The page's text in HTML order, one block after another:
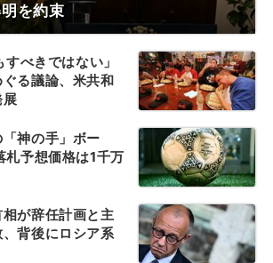
を約束
べきではない」
る議論、米共和
展
神の手」ボー
札予想価格は1千万
相が辞任計画と主
背後にロシア系